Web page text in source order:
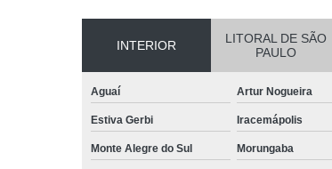
INTERIOR
LITORAL DE SÃO
PAULO
Aguaí Artur Nogueira
Estiva Gerbi Iracemápolis
Monte Alegre do Sul Morungaba